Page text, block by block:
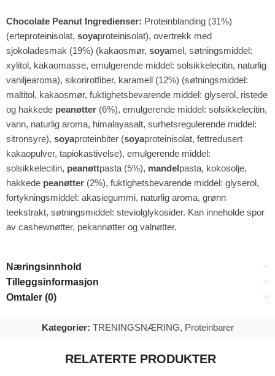
Chocolate Peanut Ingredienser: Proteinblanding (31%)
(erteproteinisolat, soyaproteinisolat), overtrekk med
sjokoladesmak (19%) (kakaosmør, soyamel, søtningsmiddel:
xylitol, kakaomasse, emulgerende middel: solsikkelecitin, naturlig
vaniljearoma), sikorirotfiber, karamell (12%) (søtningsmiddel:
maltitol, kakaosmør, fuktighetsbevarende middel: glyserol, ristede
og hakkede peanøtter (6%), emulgerende middel: solsikkelecitin,
vann, naturlig aroma, himalayasalt, surhetsregulerende middel:
sitronsyre), soyaproteinbiter (soyaproteinisolat, fettredusert
kakaopulver, tapiokastivelse), emulgerende middel:
solsikkelecitin, peanøttpasta (5%), mandelpasta, kokosolje,
hakkede peanøtter (2%), fuktighetsbevarende middel: glyserol,
fortykningsmiddel: akasiegummi, naturlig aroma, grønn
teekstrakt, søtningsmiddel: steviolglykosider. Kan inneholde spor
av cashewnøtter, pekannøtter og valnøtter.
Næringsinnhold
Tilleggsinformasjon
Omtaler (0)
Kategorier: TRENINGSNÆRING, Proteinbarer
RELATERTE PRODUKTER